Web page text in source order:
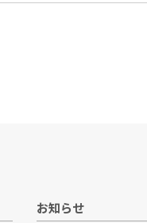
お知らせ